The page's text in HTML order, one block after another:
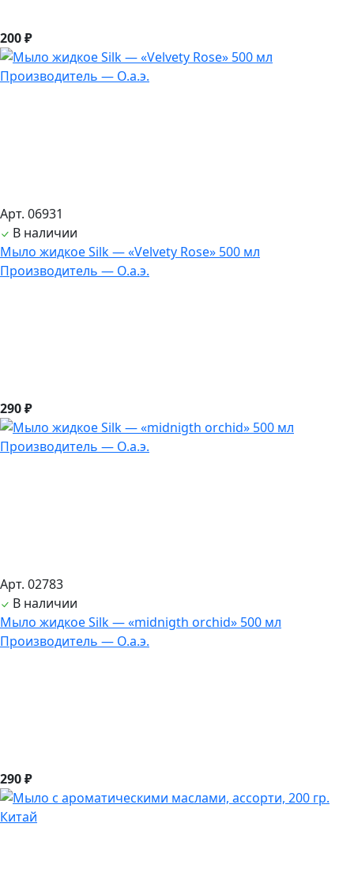
200 ₽
Арт. 06931
В наличии
Мыло жидкое Silk — «Velvety Rose» 500 мл
Производитель — О.а.э.
290 ₽
Арт. 02783
В наличии
Мыло жидкое Silk — «midnigth orchid» 500 мл
Производитель — О.а.э.
290 ₽